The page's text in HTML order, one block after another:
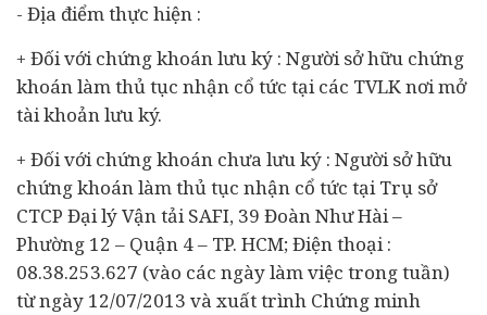
- Địa điểm thực hiện :
+ Đối với chứng khoán lưu ký : Người sở hữu chứng
khoán làm thủ tục nhận cổ tức tại các TVLK nơi mở
tài khoản lưu ký.
+ Đối với chứng khoán chưa lưu ký : Người sở hữu
chứng khoán làm thủ tục nhận cổ tức tại Trụ sở
CTCP Đại lý Vận tải SAFI, 39 Đoàn Như Hài –
Phường 12 – Quận 4 – TP. HCM; Điện thoại :
08.38.253.627 (vào các ngày làm việc trong tuần)
từ ngày 12/07/2013 và xuất trình Chứng minh